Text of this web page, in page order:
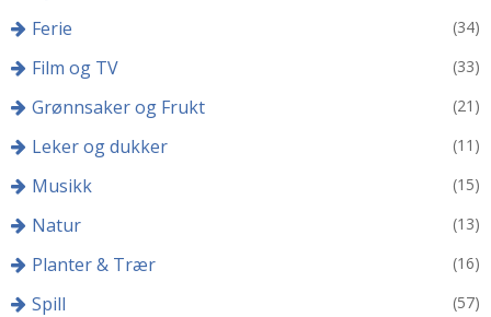
Ferie (34)
Film og TV (33)
Grønnsaker og Frukt (21)
Leker og dukker (11)
Musikk (15)
Natur (13)
Planter & Trær (16)
Spill (57)